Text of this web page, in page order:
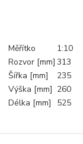
Měřítko
1:10
Rozvor [mm] 313
Šířka [mm]
235
Výška [mm] 260
Délka [mm]
525